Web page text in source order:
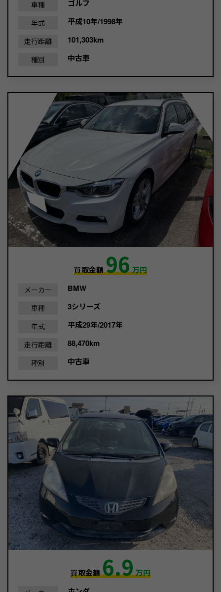
車種 ゴルフ
年式 平成10年/1998年
走行距離 101,303km
種別 中古車
買取金額96万円
メーカー BMW
車種 3シリーズ
年式 平成29年/2017年
走行距離 88,470km
種別 中古車
買取金額6.9万円